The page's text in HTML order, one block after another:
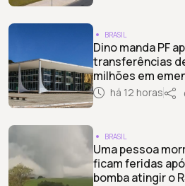
BRASIL
Dino manda PF
transferências
milhões em
há 12 horas
BRASIL
Uma pessoa
ficam feridas
bomba atingir o